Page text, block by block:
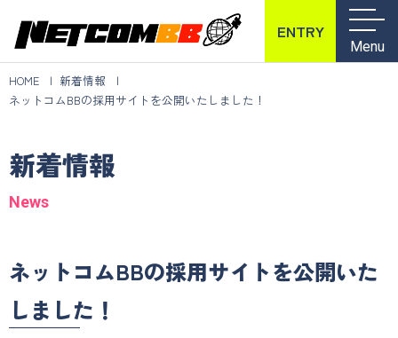
ENTRY
Menu
HOME
新着情報
ネットコムBBの採用サイトを公開いたしました！
新着情報
News
ネットコムBBの採用サイトを公開いた
しました！